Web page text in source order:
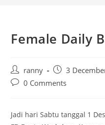
Female Daily
Post
author:
ranny
Post
published:
3
Post0 Comments
Jadi hari Sabtu tanggal 1